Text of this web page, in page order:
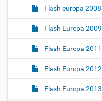
Flash europa 2008
Flash Europa 2009
Flash Europa 2011
Flash Europa 2012
Flash Europa 2013